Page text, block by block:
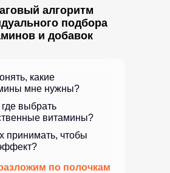
принимать, чтобы
где выбрать
витамины?
какие
мне нужны?
по полочкам
алгоритм
подбора
и добавок